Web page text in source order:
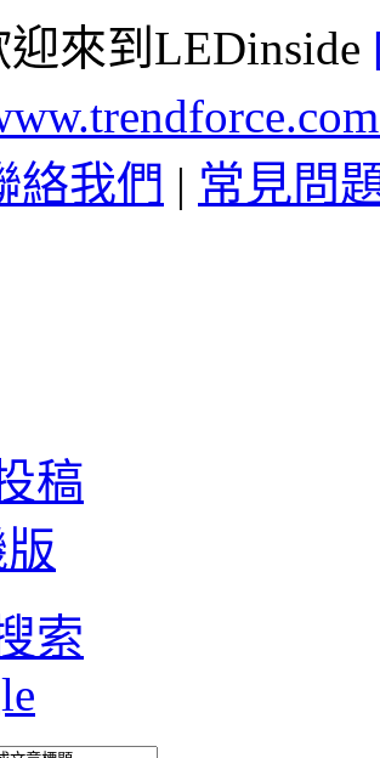
來到LEDinside
絡我們 | 常見問
稿
索